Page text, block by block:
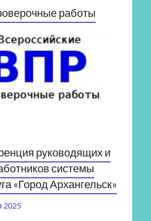
работы
руководящих и
системы
«Город Архангельск»
2025